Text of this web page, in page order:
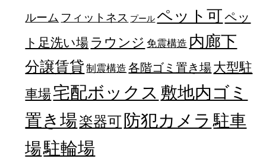
ルーム フィットネス プール ペット可ペッ
ト足洗い場 ラウンジ 免震構造 内廊下
分譲賃貸 制震構造 各階ゴミ置き場大型駐
車場宅配ボックス 敷地内ゴミ
置き場楽器可防犯カメラ 駐車
場駐輪場